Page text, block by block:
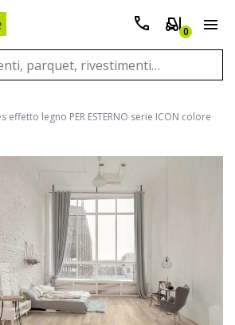
0
effetto legno PER ESTERNO serie ICON colore